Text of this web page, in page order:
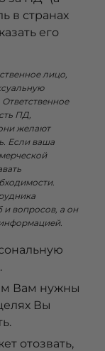
в странах
его
лицо,
ПД,
желают
Если ваша
и вопросов, а он
Вам нужны
Вы
отозвать,